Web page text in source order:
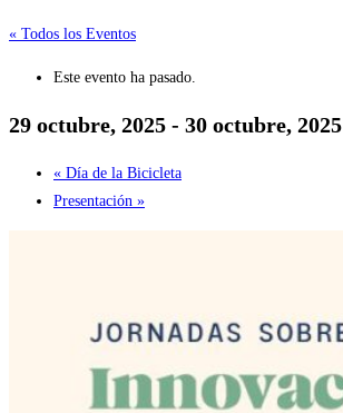
« Todos los Eventos
Este evento ha pasado.
29 octubre, 2025 - 30 octubre, 2025
« Día de la Bicicleta
Presentación »